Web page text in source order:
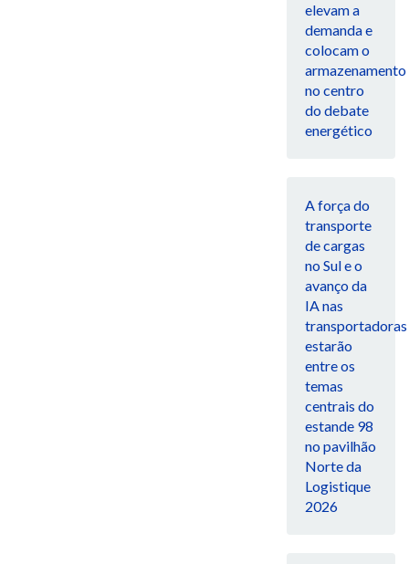
elevam a
demanda e
colocam o
armazenamento
no centro
do debate
energético
A força do
transporte
de cargas
no Sul e o
avanço da
IA nas
transportadoras
estarão
entre os
temas
centrais do
estande 98
no pavilhão
Norte da
Logistique
2026